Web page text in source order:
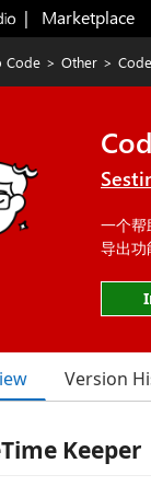
|   Marketplace
Code > Other >
一个帮
导出功
Version
Keeper